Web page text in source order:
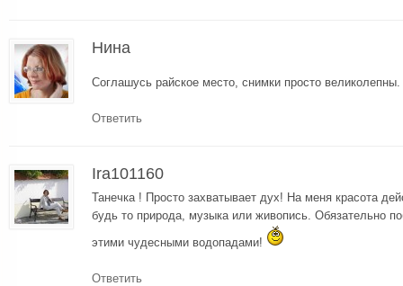
Нина
Соглашусь райское место, снимки просто великолепны.
Ответить
Ira101160
Танечка ! Просто захватывает дух! На меня красота
будь то природа, музыка или живопись. Обязательно
этими чудесными водопадами!
Ответить